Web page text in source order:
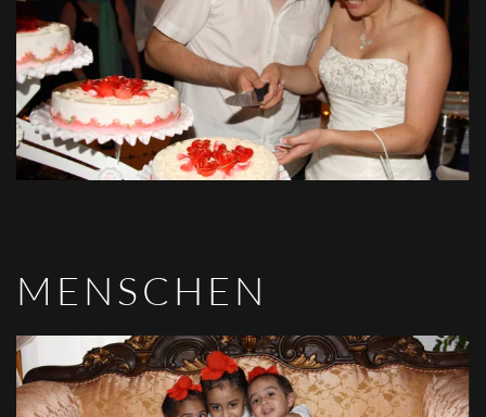
VIEW
MENSCHEN